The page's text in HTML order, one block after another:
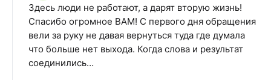
Здесь люди не работают, а дарят вторую жизнь!
Спасибо огромное ВАМ! С первого дня обращения
вели за руку не давая вернуться туда где думала
что больше нет выхода. Когда слова и результат
соединились…